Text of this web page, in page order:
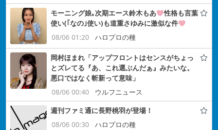
モーニング娘｡次期エース鈴木もあ
性格も言葉
使い(｢なの｣使い)も道重さゆみに激似な件
08/06 01:20
ハロプロの種
岡村ほまれ「アップフロントはセンスがちょっ
とズレてる『あ、これ選ぶんだぁ』みたいな。
悪口ではなく斬新って意味」
08/06 00:40
ウルフニュース
週刊ファミ通に長野桃羽が登場！
08/06 00:30
ハロプロの種